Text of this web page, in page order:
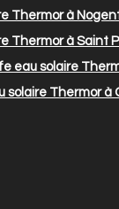
Thermor à
Thermor à Saint
eau solaire
solaire Thermor à